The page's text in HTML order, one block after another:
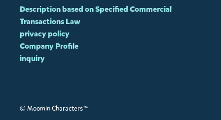
Description based on Specified Commercial
Transactions Law
privacy policy
Company Profile
inquiry
© Moomin Characters™